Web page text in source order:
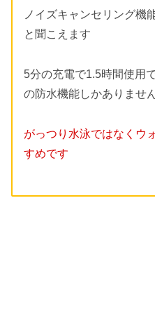
ノイズキャンセリング機
と聞こえます
5分の充電で1.5時間使用
の防水機能しかありませ
がっつり水泳ではなくウ
すめです